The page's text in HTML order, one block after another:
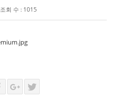
조회 수 : 1015